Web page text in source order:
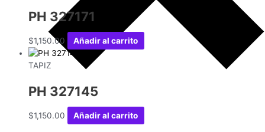
PH 327171
$1,150.00 Añadir al carrito
TAPIZ
PH 327145
$1,150.00 Añadir al carrito